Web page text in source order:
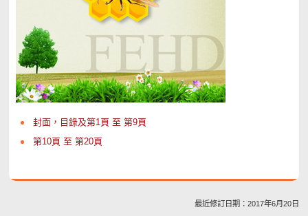
封面，目錄及第1頁 至 第9頁
第10頁 至 第20頁
最近修訂日期：2017年6月20日